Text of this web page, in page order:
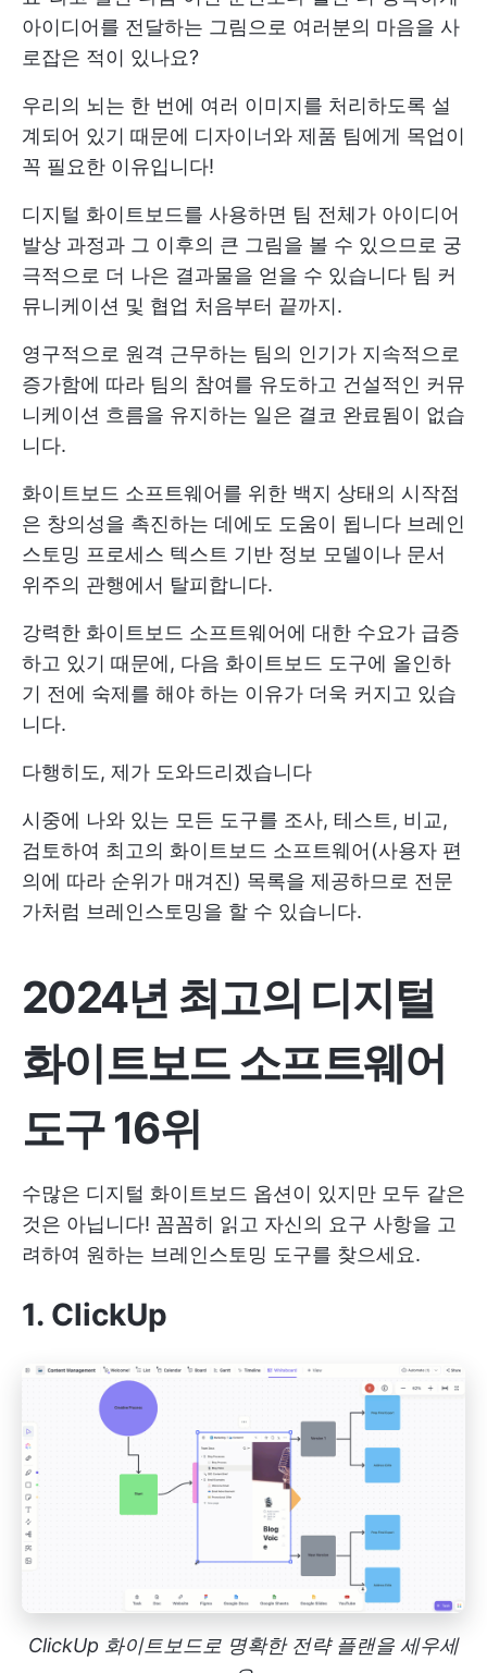
아이디어를 전달하는 그림으로 여러분의 마음을 사
로잡은 적이 있나요?
우리의 뇌는 한 번에 여러 이미지를 처리하도록 설
계되어 있기 때문에 디자이너와 제품 팀에게 목업이
꼭 필요한 이유입니다!
디지털 화이트보드를 사용하면 팀 전체가 아이디어
발상 과정과 그 이후의 큰 그림을 볼 수 있으므로 궁
극적으로 더 나은 결과물을 얻을 수 있습니다 팀 커
뮤니케이션 및 협업 처음부터 끝까지.
영구적으로 원격 근무하는 팀의 인기가 지속적으로
증가함에 따라 팀의 참여를 유도하고 건설적인 커뮤
니케이션 흐름을 유지하는 일은 결코 완료됨이 없습
니다.
화이트보드 소프트웨어를 위한 백지 상태의 시작점
은 창의성을 촉진하는 데에도 도움이 됩니다 브레인
스토밍 프로세스 텍스트 기반 정보 모델이나 문서
위주의 관행에서 탈피합니다.
강력한 화이트보드 소프트웨어에 대한 수요가 급증
하고 있기 때문에, 다음 화이트보드 도구에 올인하
기 전에 숙제를 해야 하는 이유가 더욱 커지고 있습
니다.
다행히도, 제가 도와드리겠습니다
시중에 나와 있는 모든 도구를 조사, 테스트, 비교,
검토하여 최고의 화이트보드 소프트웨어(사용자 편
의에 따라 순위가 매겨진) 목록을 제공하므로 전문
가처럼 브레인스토밍을 할 수 있습니다.
2024년 최고의 디지털
화이트보드 소프트웨어
도구 16위
수많은 디지털 화이트보드 옵션이 있지만 모두 같은
것은 아닙니다! 꼼꼼히 읽고 자신의 요구 사항을 고
려하여 원하는 브레인스토밍 도구를 찾으세요.
1. ClickUp
ClickUp 화이트보드로 명확한 전략 플랜을 세우세